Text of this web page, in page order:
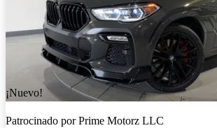
¡Nuevo!
Patrocinado porPrime Motorz LLC